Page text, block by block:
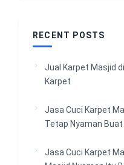
RECENT POSTS
Jual Karpet Masjid
Karpet
Jasa Cuci Karpet
Tetap Nyaman
Jasa Cuci Karpet